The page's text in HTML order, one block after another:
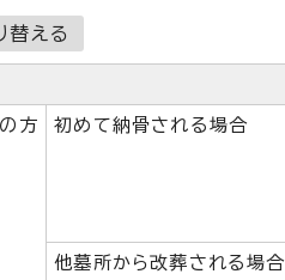
替える
方 初めて納骨される場合
他墓所から改葬される場合